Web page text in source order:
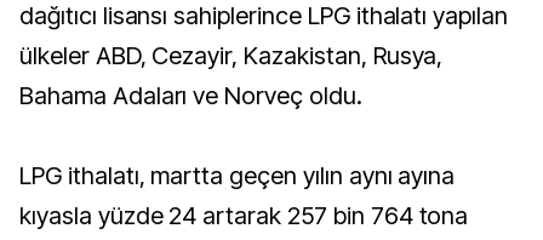
dağıtıcı lisansı sahiplerince LPG ithalatı yapılan
ülkeler ABD, Cezayir, Kazakistan, Rusya,
Bahama Adaları ve Norveç oldu.
LPG ithalatı, martta geçen yılın aynı ayına
kıyasla yüzde 24 artarak 257 bin 764 tona